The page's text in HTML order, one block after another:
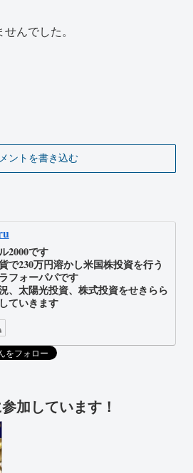
んでした。
ントを書き込む
2000です
で230万円溶かし米国株投資を行う
フォーパパです
、太陽光投資、株式投資をせきらら
ていきます
加しています！